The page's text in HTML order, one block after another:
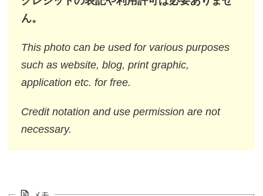
ん。
This photo can be used for various purposes
such as website, blog, print graphic,
application etc. for free.
Credit notation and use permission are not
necessary.